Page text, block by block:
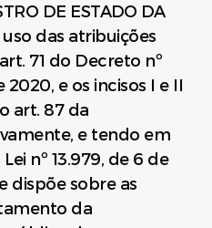
DE ESTADO DA
uso das atribuições
71 do Decreto nº
e os incisos I e II
art. 87 da
e tendo em
nº 13.979, de 6 de
dispõe sobre as
da